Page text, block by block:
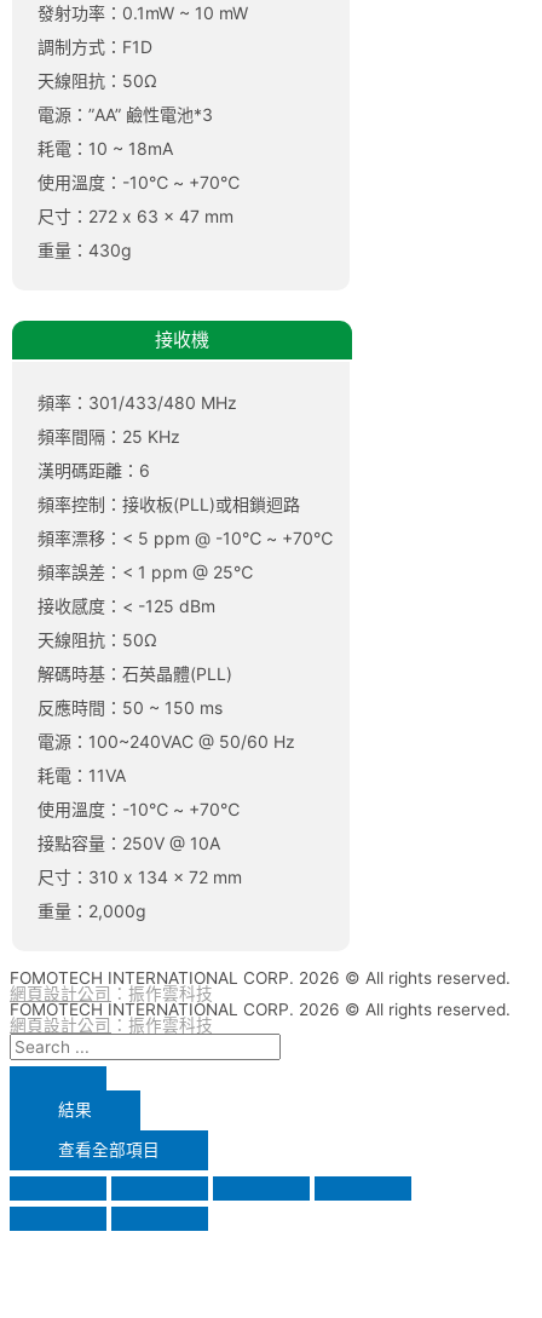
發射功率：0.1mW ~ 10 mW
調制方式：F1D
天線阻抗：50Ω
電源：”AA” 鹼性電池*3
耗電：10 ~ 18mA
使用溫度：-10℃ ~ +70℃
尺寸：272 x 63 x 47 mm
重量：430g
接收機
頻率：301/433/480 MHz
頻率間隔：25 KHz
漢明碼距離：6
頻率控制：接收板(PLL)或相鎖迴路
頻率漂移：< 5 ppm @ -10℃ ~ +70℃
頻率誤差：< 1 ppm @ 25℃
接收感度：< -125 dBm
天線阻抗：50Ω
解碼時基：石英晶體(PLL)
反應時間：50 ~ 150 ms
電源：100~240VAC @ 50/60 Hz
耗電：11VA
使用溫度：-10℃ ~ +70℃
接點容量：250V @ 10A
尺寸：310 x 134 x 72 mm
重量：2,000g
FOMOTECH INTERNATIONAL CORP. 2026 © All rights reserved.
網頁設計公司 ：振作雲科技
FOMOTECH INTERNATIONAL CORP. 2026 © All rights reserved.
網頁設計公司 ：振作雲科技
結果
查看全部項目